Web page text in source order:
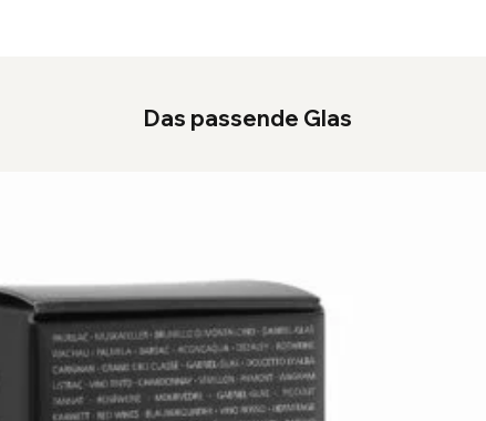
Das passende Glas